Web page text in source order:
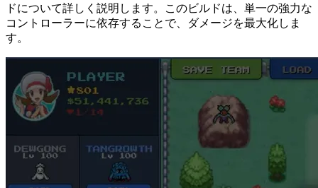
ドについて詳しく説明します。このビルドは、単一の強力な
コントローラーに依存することで、ダメージを最大化しま
す。